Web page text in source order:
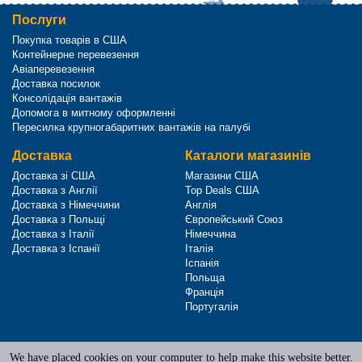
Послуги
Покупка товарів в США
Контейнерне перевезення
Авіаперевезення
Доставка посилок
Консолідація вантажів
Допомога в митному оформленні
Пересилка крупногабаритних вантажів на палубі
Доставка
Доставка зі США
Доставка з Англії
Доставка з Німеччини
Доставка з Польщі
Доставка з Італії
Доставка з Іспанії
Каталоги магазинів
Магазини США
Top Deals США
Англія
Європейський Союз
Німеччина
Італія
Іспанія
Польща
Франція
Португалія
We have placed cookies on your computer to help make this website better.